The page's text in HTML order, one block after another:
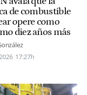
de combustible
opere como
diez años más
17:27h